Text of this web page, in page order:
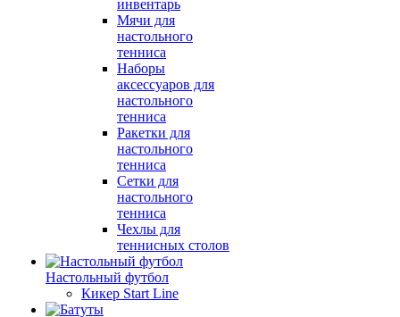
инвентарь
Мячи для
настольного
тенниса
Наборы
аксессуаров для
настольного
тенниса
Ракетки для
настольного
тенниса
Сетки для
настольного
тенниса
Чехлы для
теннисных столов
Настольный футбол
Кикер Start Line